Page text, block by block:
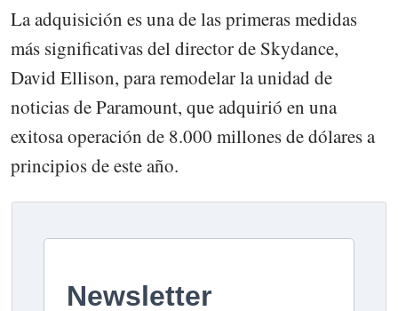
La adquisición es una de las primeras medidas
más significativas del director de Skydance,
David Ellison, para remodelar la unidad de
noticias de Paramount, que adquirió en una
exitosa operación de 8.000 millones de dólares a
principios de este año.